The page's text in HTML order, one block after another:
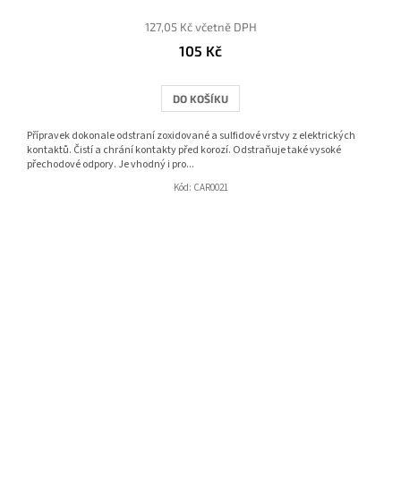
127,05 Kč včetně DPH
105 Kč
DO KOŠÍKU
Přípravek dokonale odstraní zoxidované a sulfidové vrstvy z elektrických
kontaktů. Čistí a chrání kontakty před korozí. Odstraňuje také vysoké
přechodové odpory. Je vhodný i pro...
Kód: CAR0021